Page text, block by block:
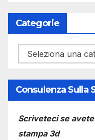
Categorie
Categorie
Consulenza Sulla
Scriveteci se
stampa 3d